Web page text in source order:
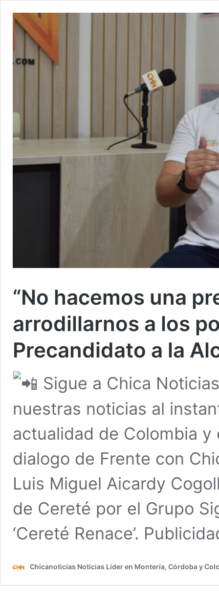
“No hacemos una
arrodillarnos a los
Precandidato a la
Sigue a Chica
nuestras noticias al
actualidad de Colombia
dialogo de Frente con
Luis Miguel Aicardy
de Cereté por el Grupo
‘Cereté Renace’.
Chicanoticias Noticias Líder en Montería, Córdoba y